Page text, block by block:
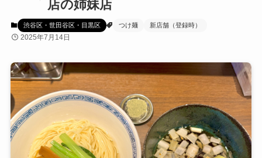
店の姉妹店
渋谷区・世田谷区・目黒区 つけ麺 新店舗（登録時）
2025年7月14日